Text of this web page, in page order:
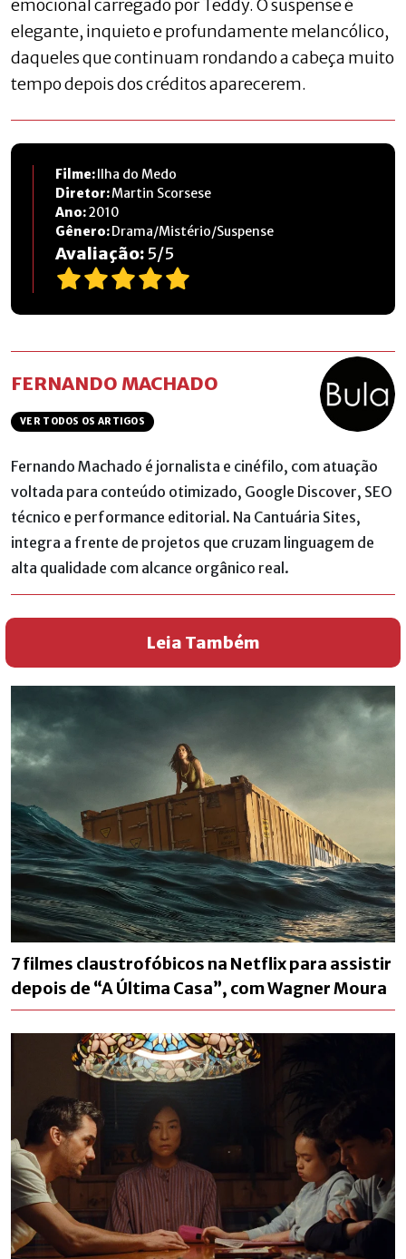
emocional carregado por Teddy. O suspense é
elegante, inquieto e profundamente melancólico,
daqueles que continuam rondando a cabeça muito
tempo depois dos créditos aparecerem.
Filme:Ilha do Medo
Diretor:Martin Scorsese
Ano:2010
Gênero:Drama/Mistério/Suspense
Avaliação: 5/5
FERNANDO MACHADO
VER TODOS OS ARTIGOS
Fernando Machado é jornalista e cinéfilo, com atuação
voltada para conteúdo otimizado, Google Discover, SEO
técnico e performance editorial. Na Cantuária Sites,
integra a frente de projetos que cruzam linguagem de
alta qualidade com alcance orgânico real.
Leia Também
7 filmes claustrofóbicos na Netflix para assistir
depois de “A Última Casa”, com Wagner Moura